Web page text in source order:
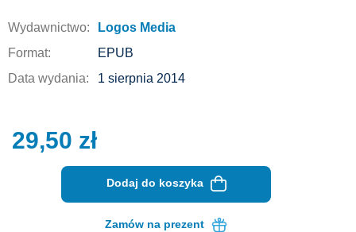
Wydawnictwo:
Logos Media
Format:
EPUB
Data wydania:
1 sierpnia 2014
29,50 zł
Dodaj do koszyka
Zamów na prezent